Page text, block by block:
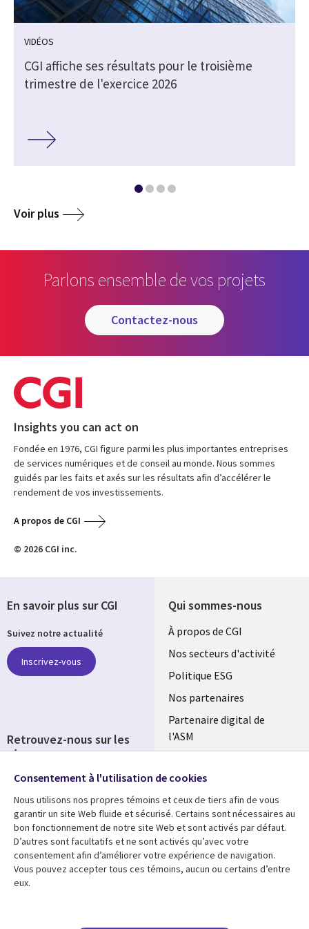
VIDÉOS
CGI affiche ses résultats pour le troisième
trimestre de l'exercice 2026
Voir plus
Parlons ensemble de vos projets
contactez-nous
Insights you can act on
Fondée en 1976, CGI figure parmi les plus importantes entreprises
de services numériques et de conseil au monde. Nous sommes
guidés par les faits et axés sur les résultats afin d’accélérer le
rendement de vos investissements.
A propos de CGI
© 2026 CGI inc.
Qui sommes-nous
Useful
links
FRANCE
À propos de CGI
Nos secteurs d'activité
Politique ESG
Nos partenaires
Partenaire digital de
l'ASM
Fusions
Ressources
Library
Links
Articles
Blog
Support
Legal
Accessibilité
En savoir plus sur CGI
Suivez notre actualité
Inscrivez-vous
Retrouvez-nous sur les
réseaux
Social
Media
FRANCE
Consentement à l'utilisation de cookies
Nous utilisons nos propres témoins et ceux de tiers afin de vous
garantir un site Web fluide et sécurisé. Certains sont nécessaires au
bon fonctionnement de notre site Web et sont activés par défaut.
D’autres sont facultatifs et ne sont activés qu’avec votre
consentement afin d’améliorer votre expérience de navigation.
Vous pouvez accepter tous ces témoins, aucun ou certains d’entre
eux.